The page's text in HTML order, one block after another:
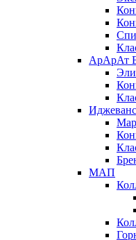
АрАрАт
МАП